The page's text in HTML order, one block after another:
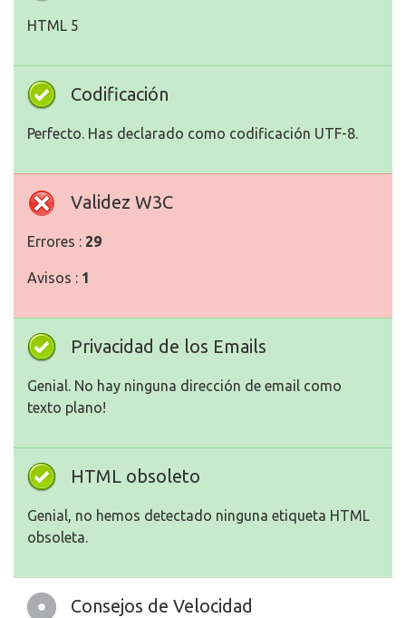
HTML 5
Codificación
Perfecto. Has declarado como codificación UTF-8.
Validez W3C
Errores : 29
Avisos : 1
Privacidad de los Emails
Genial. No hay ninguna dirección de email como
texto plano!
HTML obsoleto
Genial, no hemos detectado ninguna etiqueta HTML
obsoleta.
Consejos de Velocidad